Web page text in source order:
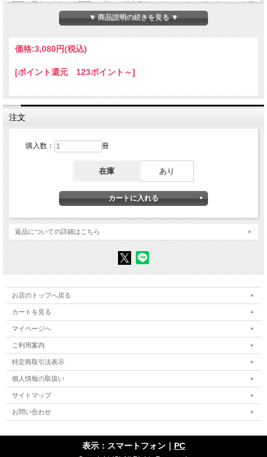
問題。天皇の存在を真正面から論じ、近代日本のダイナミズムを描き出す！ 今日
に至る、日本近現代史150年を一望し得る、唯一の視角。
目次
はしがき
―― 東洋の弱小国家の矜持と悲しみ
2 日露戦争とは何だったのか
4 二・二六事件とは何だったのか
5 1930年代という時代―― 大佛次郎と伊東治正のリベラリズム
6 占領と戦後日本
8 1970年前後という時代――大きな安定の中の小さな反乱
III 現 代――歴史問題に向きあうことが 「占領」 からの脱却
9 国家を論じない憲法論議―― 坂本多加雄の国家論の射程
10 東京裁判見直しが求める国家論―― 戦争責任問題にどうむきあうか
11 「祈る」 天皇
12 「敗戦責任」 を問う―― 徳富蘇峰の終戦後日記 （対談・杉原志啓）
13 昭和天皇、 慰霊の思い
（対談・半藤一利）
史料をどう読むか
関連年表
人名索引
初出一覧
▼ 商品説明の続きを見る ▼
価格:3,080円(税込)
[ポイント還元 123ポイント～]
注文
購入数： 冊
在庫 あり
返品についての詳細はこちら
お店のトップへ戻る
カートを見る
マイページへ
ご利用案内
特定商取引法表示
個人情報の取扱い
サイトマップ
お問い合わせ
表示：スマートフォン｜ PC